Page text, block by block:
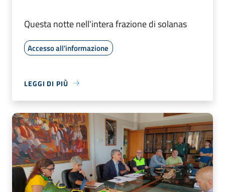
Questa notte nell'intera frazione di solanas
Accesso all'informazione
LEGGI DI PIÙ